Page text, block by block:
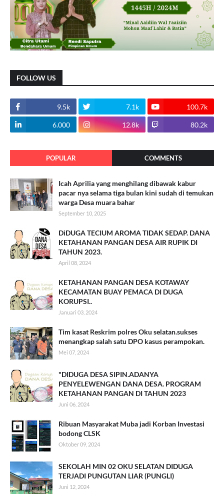
FOLLOW US
9.5k 7.1k 100.7k
6.000 12.8k 80.2k
POPULAR COMMENTS
Icah Aprilia yang menghilang dibawak kabur
pacar nya selama tiga bulan kini sudah di temukan
warga Desa muara bahar
September 10, 2025
DiDUGA TECIUM AROMA TIDAK SEDAP. DANA
KETAHANAN PANGAN DESA AIR RUPIK DI
TAHUN 2023.
April 08, 2024
KETAHANAN PANGAN DESA KOTAWAY
KECAMATAN BUAY PEMACA DI DUGA
KORUPSI..
Januari 03, 2024
Tim kasat Reskrim polres Oku selatan.sukses
menangkap salah satu DPO kasus perampokan.
Mei 07, 2024
"DIDUGA DESA SIPIN.ADANYA
PENYELEWENGAN DANA DESA. PROGRAM
KETAHANAN PANGAN DI TAHUN 2023
Juni 06, 2024
Ribuan Masyarakat Muba jadi Korban Investasi
bodong CLSK
Oktober 09, 2024
SEKOLAH MIN 02 OKU SELATAN DIDUGA
TERJADI PUNGUTAN LIAR (PUNGLI)
Juni 12, 2024